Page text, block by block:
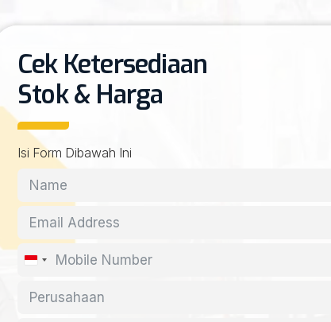
Cek Ketersediaan
Stok & Harga
Isi Form Dibawah Ini
Indonesia